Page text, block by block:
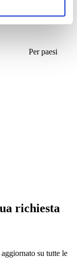
Per paesi
richiesta
su tutte le